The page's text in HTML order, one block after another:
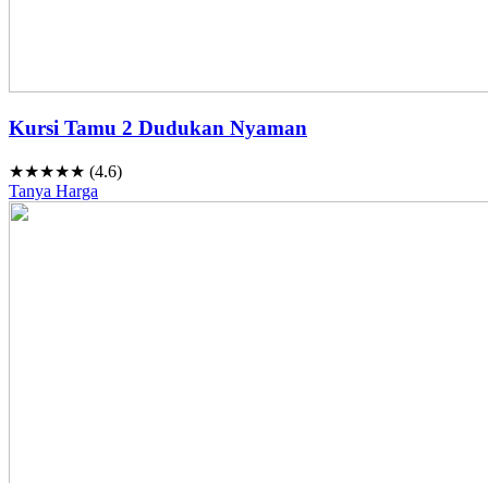
Kursi Tamu 2 Dudukan Nyaman
★★★★★ (4.6)
Tanya Harga